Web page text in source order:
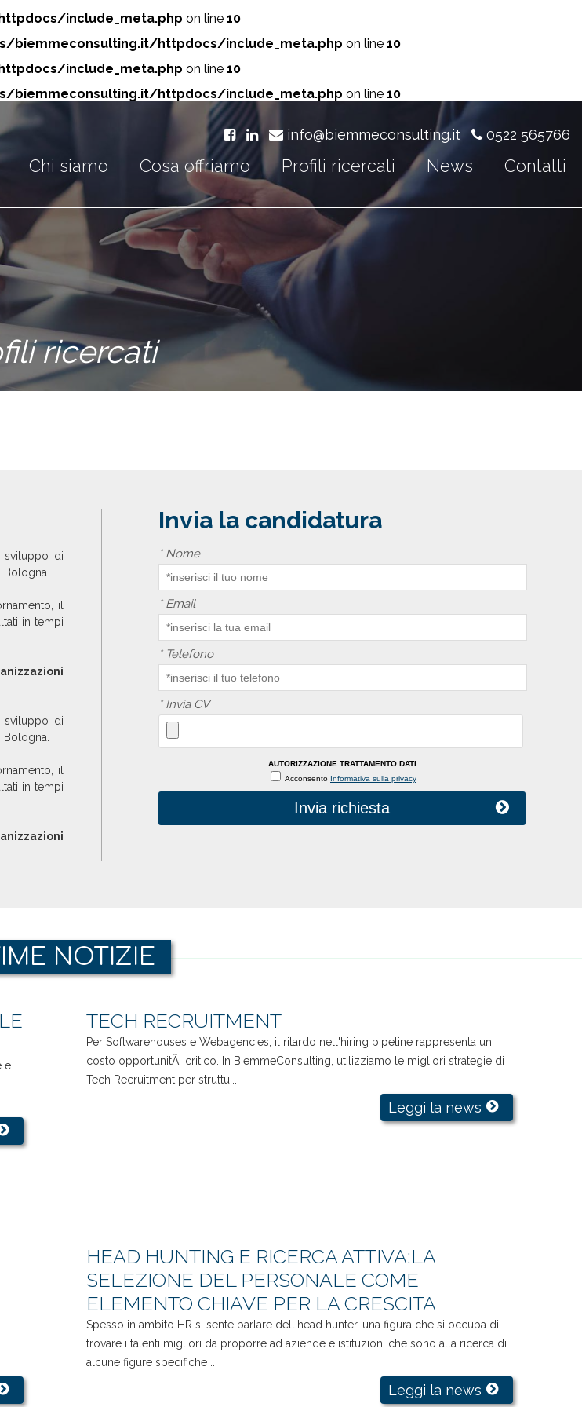
include_meta.php on line 10
biemmeconsulting.it/httpdocs/include_meta.php on line 10
include_meta.php on line 10
biemmeconsulting.it/httpdocs/include_meta.php on line 10
info@biemmeconsulting.it 0522 565766
Chi siamo Cosa offriamo Profili ricercati News Contatti
ricercati
sviluppo di
il
in tempi
sviluppo di
il
in tempi
Invia la candidatura
*Nome
*Email
*Telefono
*Invia CV
AUTORIZZAZIONE TRATTAMENTO DATI
Acconsento Informativa sulla privacy
Invia richiesta
NOTIZIE
e
TECH RECRUITMENT
Per Softwarehouses e Webagencies, il ritardo nell'hiring pipeline rappresenta un
costo opportunitÃ critico. In BiemmeConsulting, utilizziamo le migliori strategie di
Tech Recruitment per struttu...
Leggi la news
HEAD HUNTING E RICERCA ATTIVA:LA
SELEZIONE DEL PERSONALE COME
ELEMENTO CHIAVE PER LA CRESCITA
Spesso in ambito HR si sente parlare dell'head hunter, una figura che si occupa di
trovare i talenti migliori da proporre ad aziende e istituzioni che sono alla ricerca di
alcune figure specifiche ...
Leggi la news